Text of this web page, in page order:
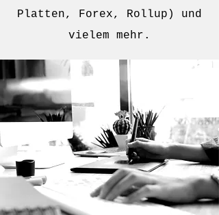
Platten, Forex, Rollup) und
vielem mehr.